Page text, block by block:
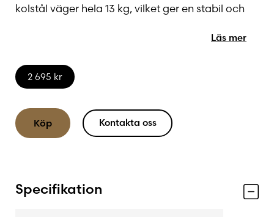
2 695 kr
kolstål väger hela 13 kg, vilket ger en stabil och
Den upphöjda konstruktionen gör det enkelt att
fylla på med ved under tillagningen utan att
gallret i en optimal höjd ovanför elden, vilket ger
en jämn och effektiv värmefördelning.
mer yta på stekhällen, vilket gör det möjligt att
tillaga flera rätter samtidigt – perfekt när du
Läs mer
Köp Kontakta oss
Specifikation